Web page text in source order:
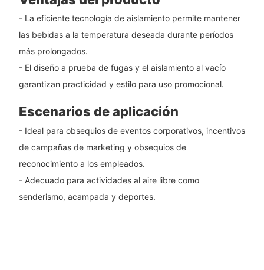
- La eficiente tecnología de aislamiento permite mantener
las bebidas a la temperatura deseada durante períodos
más prolongados.
- El diseño a prueba de fugas y el aislamiento al vacío
garantizan practicidad y estilo para uso promocional.
Escenarios de aplicación
- Ideal para obsequios de eventos corporativos, incentivos
de campañas de marketing y obsequios de
reconocimiento a los empleados.
- Adecuado para actividades al aire libre como
senderismo, acampada y deportes.